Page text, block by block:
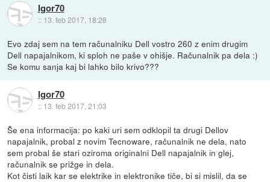
Igor70
:: 13. feb 2017, 18:28
Evo zdaj sem na tem računalniku Dell vostro 260 z enim drugim
Dell napajalnikom, ki sploh ne paše v ohišje. Računalnik pa dela :)
Se komu sanja kaj bi lahko bilo krivo???
Igor70
:: 13. feb 2017, 21:03
Še ena informacija: po kaki uri sem odklopil ta drugi Dellov
napajalnik, probal z novim Tecnoware, računalnik ne dela, nato
sem probal še stari oziroma originalni Dell napajalnik in glej,
računalnik se prižge in dela.
Kot čisti laik kar se elektrike in elektronike tiče, bi si mislil, da se